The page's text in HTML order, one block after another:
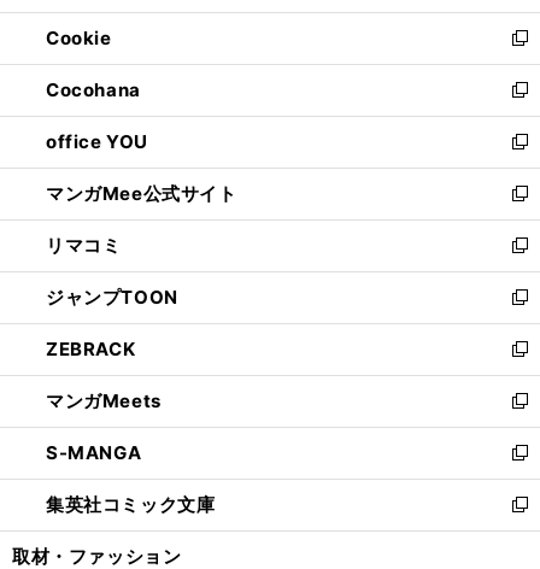
開
く
ウ
で
開
く
ン
ド
ウ
で
開
く
ウ
ィ
ン
ド
ウ
で
開
く
Cookie
新
し
い
ウ
ィ
ン
ド
ウ
で
開
く
Cocohana
新
し
い
ウ
ィ
ン
ド
ウ
で
開
く
office YOU
新
し
い
ウ
ィ
ン
ド
ウ
で
開
く
マンガMee公式サイト
新
し
い
ウ
ィ
ン
ド
ウ
で
開
く
リマコミ
新
し
い
ウ
ィ
ン
ド
ウ
で
開
く
ジャンプTOON
新
し
い
ウ
ィ
ン
ド
ウ
で
開
ZEBRACK
新
し
い
ウ
ィ
ン
ド
ウ
マンガMeets
新
し
い
ウ
ィ
ン
S-MANGA
新
し
い
ウ
集英社コミック文庫
新
し
取材・ファッション